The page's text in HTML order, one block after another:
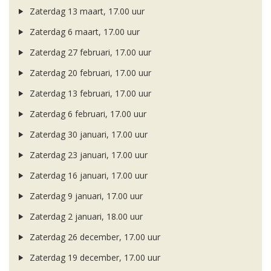
Zaterdag 13 maart, 17.00 uur
Zaterdag 6 maart, 17.00 uur
Zaterdag 27 februari, 17.00 uur
Zaterdag 20 februari, 17.00 uur
Zaterdag 13 februari, 17.00 uur
Zaterdag 6 februari, 17.00 uur
Zaterdag 30 januari, 17.00 uur
Zaterdag 23 januari, 17.00 uur
Zaterdag 16 januari, 17.00 uur
Zaterdag 9 januari, 17.00 uur
Zaterdag 2 januari, 18.00 uur
Zaterdag 26 december, 17.00 uur
Zaterdag 19 december, 17.00 uur